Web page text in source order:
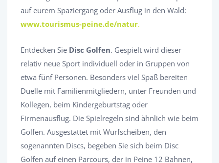
auf eurem Spaziergang oder Ausflug in den Wald:
www.tourismus-peine.de/natur.
Entdecken Sie Disc Golfen. Gespielt wird dieser
relativ neue Sport individuell oder in Gruppen von
etwa fünf Personen. Besonders viel Spaß bereiten
Duelle mit Familienmitgliedern, unter Freunden und
Kollegen, beim Kindergeburtstag oder
Firmenausflug. Die Spielregeln sind ähnlich wie beim
Golfen. Ausgestattet mit Wurfscheiben, den
sogenannten Discs, begeben Sie sich beim Disc
Golfen auf einen Parcours, der in Peine 12 Bahnen,